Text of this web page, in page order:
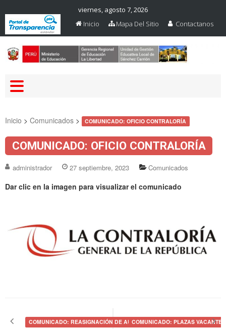
viernes, agosto 7, 2026
Inicio
Mapa Del Sitio Contactanos
Inicio > Comunicados > COMUNICADO: OFICIO CONTRALORÍA
COMUNICADO: OFICIO CONTRALORÍA
administrador 27 septiembre, 2023 Comunicados
Dar clic en la imagen para visualizar el comunicado
de COMUNICADO: REASIGNACIÓN DE AUXILIARESCOMUNICADO: PLAZAS VACANTES